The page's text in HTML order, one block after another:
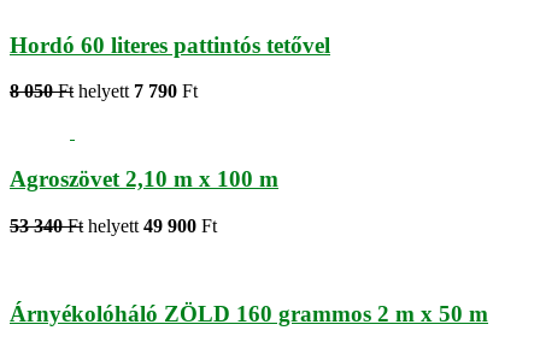
Hordó 60 literes pattintós tetővel
8 050 Fthelyett 7 790 Ft
Agroszövet 2,10 m x 100 m
53 340 Ft helyett 49 900 Ft
Árnyékolóháló ZÖLD 160 grammos 2 m x 50 m